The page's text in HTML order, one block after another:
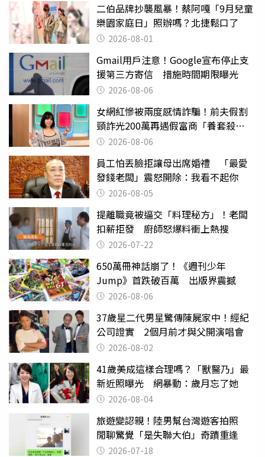
二伯品牌抄襲風暴！蔡阿嘎「9月兒童
樂園家庭日」照辦嗎？北捷鬆口了
2026-08-01
Gmail用戶注意！Google宣布停止支
援第三方寄信 措施時間期限曝光
2026-08-06
女網紅慘被兩度感情詐騙！前夫假割
頸詐光200萬再遇假富商「養套殺
2000萬」
2026-08-06
員工怕丟臉拒讓母出席婚禮 「最愛
發錢老闆」震怒開除：我看不起你
2026-08-05
提離職竟被逼交「料理秘方」！老闆
扣薪拒發 廚師怒爆料衝上熱搜
2026-07-22
650萬冊神話崩了！《週刊少年
Jump》首跌破百萬 出版界震撼
2026-08-06
37歲星二代男星驚傳陳屍家中！經紀
公司證實 2個月前才與父開演唱會
2026-08-02
41歲美成這樣合理嗎？「獸醫乃」最
新近照曝光 網暴動：歲月忘了她
2026-08-04
旅遊變認親！陸男幫台灣遊客拍照
閒聊驚覺「是失聯大伯」奇蹟重逢
2026-07-18